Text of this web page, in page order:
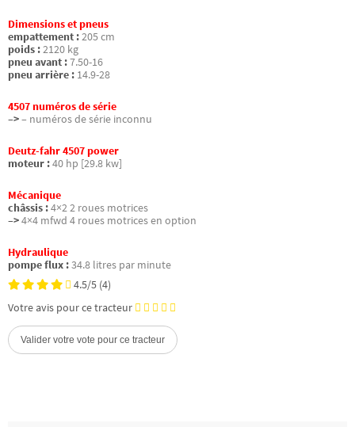
Dimensions et pneus
empattement :205 cm
poids :2120 kg
pneu avant :7.50-16
pneu arrière : 14.9-28
4507 numéros de série
–>– numéros de série inconnu
Deutz-fahr 4507 power
moteur :40 hp [29.8 kw]
Mécanique
châssis :4×2 2 roues motrices
–>4×4 mfwd 4 roues motrices en option
Hydraulique
pompe flux :34.8 litres par minute
4.5/5 (4)
Votre avis pour ce tracteur